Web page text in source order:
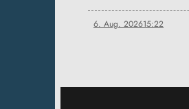
6. Aug. 202615:22